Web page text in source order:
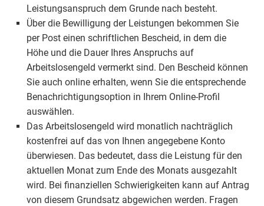
Leistungsanspruch dem Grunde nach besteht.
Über die Bewilligung der Leistungen bekommen Sie
per Post einen schriftlichen Bescheid, in dem die
Höhe und die Dauer Ihres Anspruchs auf
Arbeitslosengeld vermerkt sind. Den Bescheid können
Sie auch online erhalten, wenn Sie die entsprechende
Benachrichtigungsoption in Ihrem Online-Profil
auswählen.
Das Arbeitslosengeld wird monatlich nachträglich
kostenfrei auf das von Ihnen angegebene Konto
überwiesen. Das bedeutet, dass die Leistung für den
aktuellen Monat zum Ende des Monats ausgezahlt
wird. Bei finanziellen Schwierigkeiten kann auf Antrag
von diesem Grundsatz abgewichen werden. Fragen